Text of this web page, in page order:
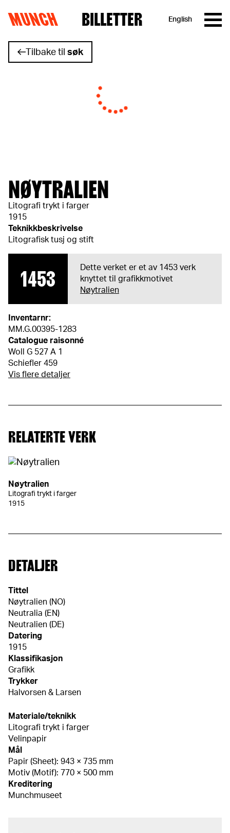
Hopp til innhold
MUNCH BILLETTER English
Tilbake til søk
NØYTRALIEN
Litografi trykt i farger
1915
Teknikkbeskrivelse
Litografisk tusj og stift
1453
Dette verket er et av 1453 verk
knyttet til grafikkmotivet
Nøytralien
Inventarnr:
MM.G.00395-1283
Catalogue raisonné
Woll G 527 A 1
Schiefler 459
Vis flere detaljer
RELATERTE VERK
Nøytralien
Litografi trykt i farger
1915
DETALJER
Tittel
Nøytralien (NO)
Neutralia (EN)
Neutralien (DE)
Datering
1915
Klassifikasjon
Grafikk
Trykker
Halvorsen & Larsen
Materiale/teknikk
Litografi trykt i farger
Velinpapir
Mål
Papir (Sheet): 943 × 735 mm
Motiv (Motif): 770 × 500 mm
Kreditering
Munchmuseet